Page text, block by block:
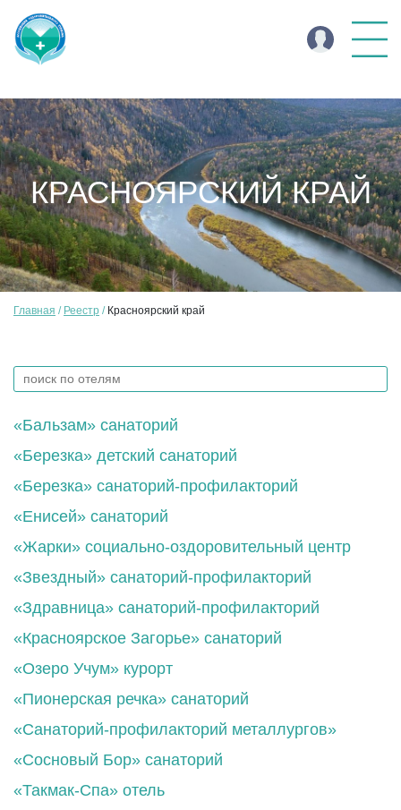
КРАСНОЯРСКИЙ КРАЙ
Главная Реестр Красноярский край
«Бальзам» санаторий
«Березка» детский санаторий
«Березка» санаторий-профилакторий
«Енисей» санаторий
«Жарки» социально-оздоровительный центр
«Звездный» санаторий-профилакторий
«Здравница» санаторий-профилакторий
«Красноярское Загорье» санаторий
«Озеро Учум» курорт
«Пионерская речка» санаторий
«Санаторий-профилакторий металлургов»
«Сосновый Бор» санаторий
«Такмак-Спа» отель